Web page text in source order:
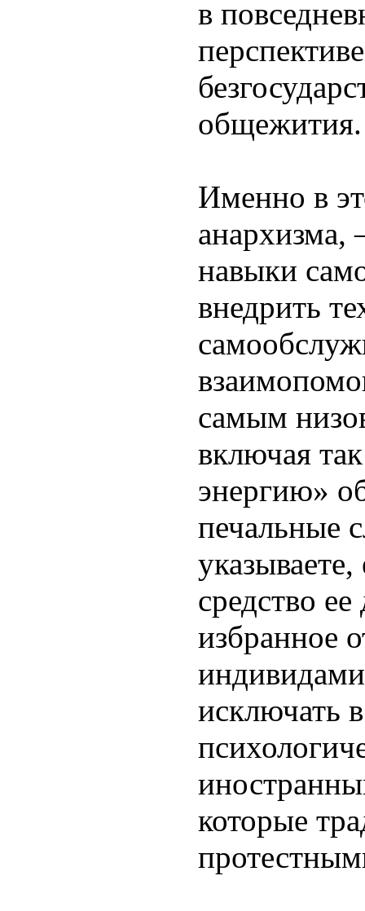
в
общежития.
Именно в
навыки
внедрить
самым
включая
энергию»
печальные
средство
избранное
исключать
которые